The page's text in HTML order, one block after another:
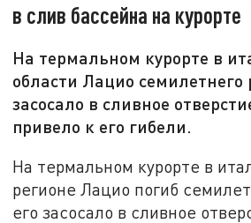
в слив бассейна на курорте
На термальном курорте в
области Лацио семилетнего
засосало в сливное
привело к его гибели.
На термальном курорте в
регионе Лацио погиб
его засосало в сливное